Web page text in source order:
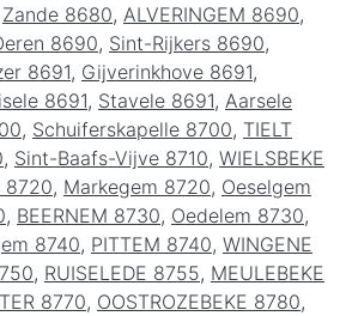
Zande 8680, ALVERINGEM 8690,
8690, Sint-Rijkers 8690,
8691, Gijverinkhove 8691,
8691, Stavele 8691, Aarsele
, Schuiferskapelle 8700, TIELT
, Sint-Baafs-Vijve 8710, WIELSBEKE
8720, Markegem 8720, Oeselgem
, BEERNEM 8730, Oedelem 8730,
8740, PITTEM 8740, WINGENE
, RUISELEDE 8755, MEULEBEKE
8770, OOSTROZEBEKE 8780,